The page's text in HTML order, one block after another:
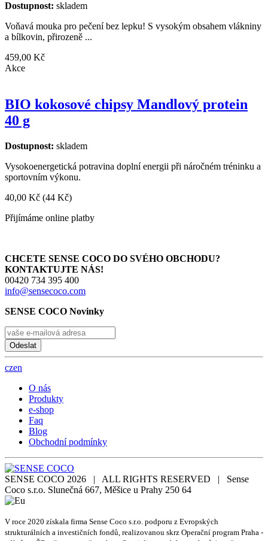
Dostupnost: skladem
Voňavá mouka pro pečení bez lepku! S vysokým obsahem vlákniny
a bílkovin, přirozeně ...
459,00 Kč
Akce
BIO kokosové chipsy Mandlový protein
40 g
Dostupnost: skladem
Vysokoenergetická potravina doplní energii při náročném tréninku a
sportovním výkonu.
40,00 Kč (44 Kč)
Přijímáme online platby
CHCETE SENSE COCO DO SVÉHO OBCHODU?
KONTAKTUJTE NÁS!
00420 734 395 400
info@sensecoco.com
SENSE COCO Novinky
Odeslat
czen
O nás
Produkty
e-shop
Faq
Blog
Obchodní podmínky
SENSE COCO 2026 | ALL RIGHTS RESERVED | Sense
Coco s.r.o. Slunečná 667, Měšice u Prahy 250 64
V roce 2020 získala firma Sense Coco s.r.o. podporu z Evropských
strukturálních a investičních fondů, realizovanou skrz Operační program Praha -